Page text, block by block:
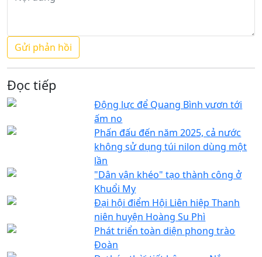
Đọc tiếp
Động lực để Quang Bình vươn tới
ấm no
Phấn đấu đến năm 2025, cả nước
không sử dụng túi nilon dùng một
lần
"Dân vận khéo" tạo thành công ở
Khuổi My
Đại hội điểm Hội Liên hiệp Thanh
niên huyện Hoàng Su Phì
Phát triển toàn diện phong trào
Đoàn